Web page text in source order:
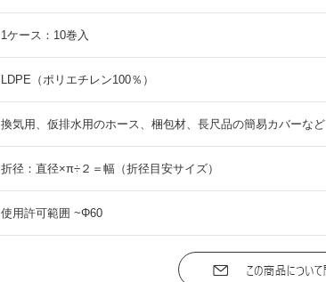
1ケース：10巻入
LDPE（ポリエチレン100％）
換気用、仮排水用のホース、梱包材、長尺品の簡易カバーなど
折径：直径×π÷２＝幅（折径目安サイズ）
使用許可範囲 ~Φ60